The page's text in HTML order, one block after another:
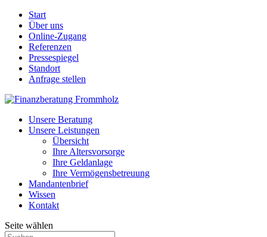
Start
Über uns
Online-Zugang
Referenzen
Pressespiegel
Standort
Anfrage stellen
Unsere Beratung
Unsere Leistungen
Übersicht
Ihre Altersvorsorge
Ihre Geldanlage
Ihre Vermögensbetreuung
Mandantenbrief
Wissen
Kontakt
Seite wählen